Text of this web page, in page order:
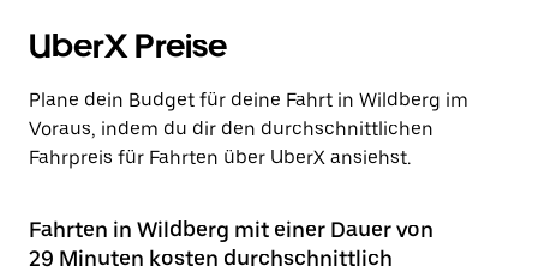
UberX Preise
Plane dein Budget für deine Fahrt in Wildberg im
Voraus, indem du dir den durchschnittlichen
Fahrpreis für Fahrten über UberX ansiehst.
Fahrten in Wildberg mit einer Dauer von
29 Minuten kosten durchschnittlich